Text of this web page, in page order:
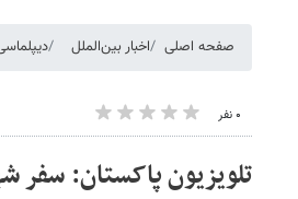
صفحه اصلی اخبار بین‌الملل
۰ نفر
تلویزیون پاکستان: